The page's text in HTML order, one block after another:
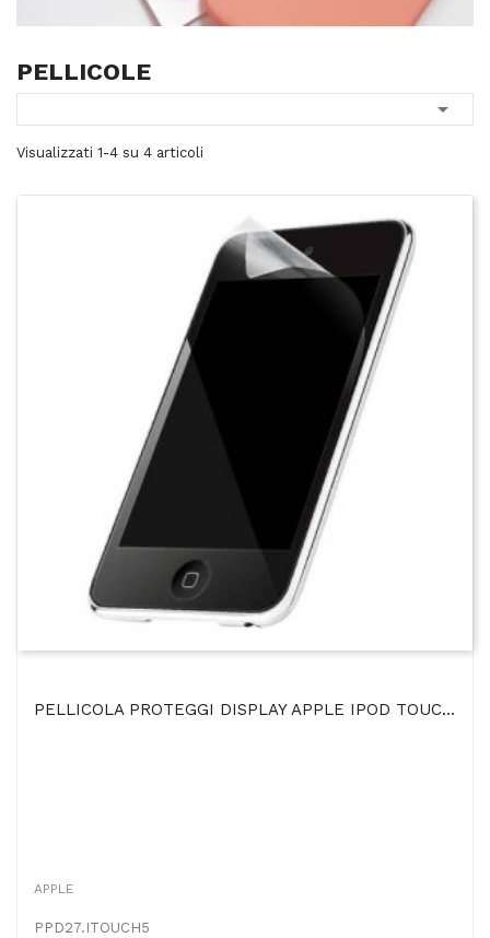
PELLICOLE

Visualizzati 1-4 su 4 articoli
PELLICOLA PROTEGGI DISPLAY APPLE IPOD TOUCH 5ª GENERAZIONE
APPLE
PPD27.ITOUCH5